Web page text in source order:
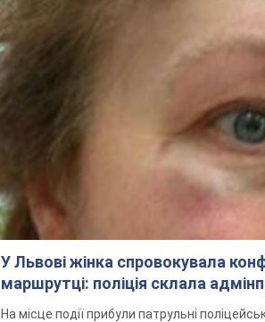
У Львові жінка спровокувала
маршрутці: поліція склала
На місце події прибули патрульні